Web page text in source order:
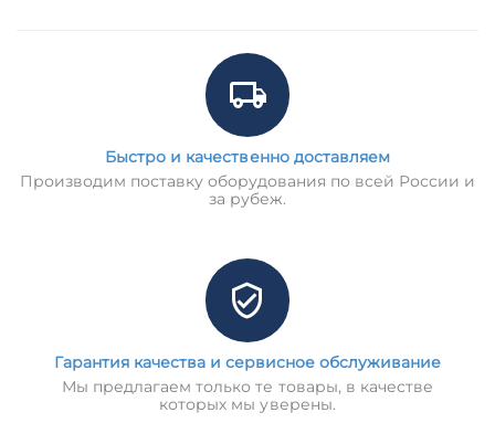
Быстро и качественно доставляем
Производим поставку оборудования по всей России и
за рубеж.
Гарантия качества и сервисное обслуживание
Мы предлагаем только те товары, в качестве
которых мы уверены.